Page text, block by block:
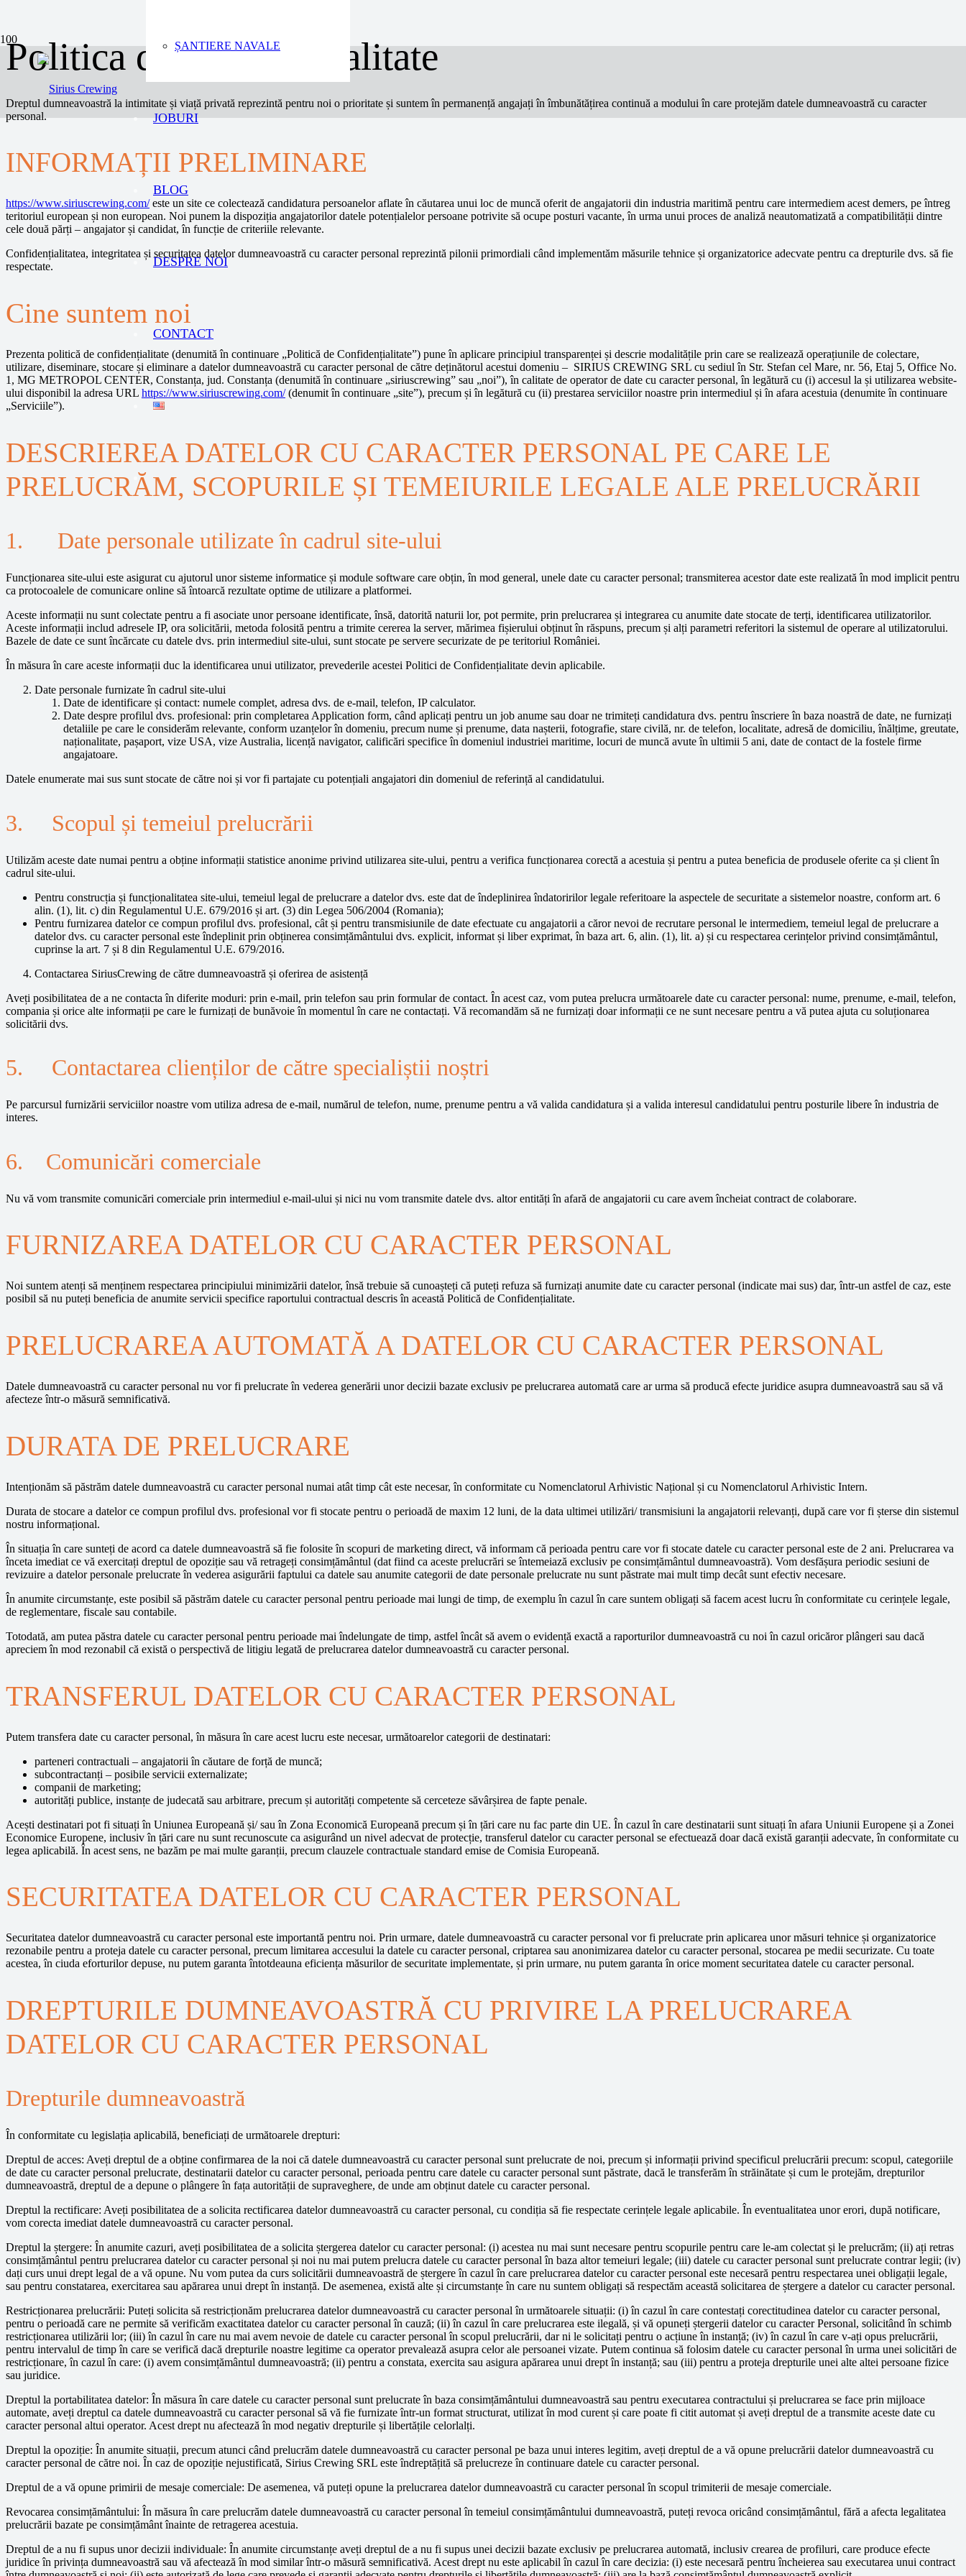
ȘANTIERE NAVALE
JOBURI
BLOG
DESPRE NOI
CONTACT
Politica de confidențialitate
Dreptul dumneavoastră la intimitate și viață privată reprezintă pentru noi o prioritate și suntem în permanență angajați în îmbunătățirea continuă a modului în care protejăm datele dumneavoastră cu caracter
personal.
INFORMAȚII PRELIMINARE
https://www.siriuscrewing.com/este un site ce colectează candidatura persoanelor aflate în căutarea unui loc de muncă oferit de angajatorii din industria maritimă pentru care intermediem acest demers, pe întreg
teritoriul european și non european. Noi punem la dispoziția angajatorilor datele potențialelor persoane potrivite să ocupe posturi vacante, în urma unui proces de analiză neautomatizată a compatibilității dintre
cele două părți – angajator și candidat, în funcție de criteriile relevante.
Confidențialitatea, integritatea și securitatea datelor dumneavoastră cu caracter personal reprezintă pilonii primordiali când implementăm măsurile tehnice și organizatorice adecvate pentru ca drepturile dvs. să fie
respectate.
Cine suntem noi
Prezenta politică de confidențialitate (denumită în continuare „Politică de Confidențialitate”) pune în aplicare principiul transparenței și descrie modalitățile prin care se realizează operațiunile de colectare,
utilizare, diseminare, stocare și eliminare a datelor dumneavoastră cu caracter personal de către deținătorul acestui domeniu – SIRIUS CREWING SRL cu sediul în Str. Stefan cel Mare, nr. 56, Etaj 5, Office No.
1, MG METROPOL CENTER, Constanța, jud. Constanța (denumită în continuare „siriuscrewing” sau „noi”), în calitate de operator de date cu caracter personal, în legătură cu (i) accesul la și utilizarea website-
ului disponibil la adresa URL https://www.siriuscrewing.com/(denumit în continuare „site”), precum și în legătură cu (ii) prestarea serviciilor noastre prin intermediul și în afara acestuia (denumite în continuare
„Serviciile”).
DESCRIEREA DATELOR CU CARACTER PERSONAL PE CARE LE
PRELUCRĂM, SCOPURILE ȘI TEMEIURILE LEGALE ALE PRELUCRĂRII
1. Date personale utilizate în cadrul site-ului
Funcționarea site-ului este asigurat cu ajutorul unor sisteme informatice și module software care obțin, în mod general, unele date cu caracter personal; transmiterea acestor date este realizată în mod implicit pentru
ca protocoalele de comunicare online să întoarcă rezultate optime de utilizare a platformei.
Aceste informații nu sunt colectate pentru a fi asociate unor persoane identificate, însă, datorită naturii lor, pot permite, prin prelucrarea și integrarea cu anumite date stocate de terți, identificarea utilizatorilor.
Aceste informații includ adresele IP, ora solicitării, metoda folosită pentru a trimite cererea la server, mărimea fișierului obținut în răspuns, precum și alți parametri referitori la sistemul de operare al utilizatorului.
Bazele de date ce sunt încărcate cu datele dvs. prin intermediul site-ului, sunt stocate pe servere securizate de pe teritoriul României.
În măsura în care aceste informații duc la identificarea unui utilizator, prevederile acestei Politici de Confidențialitate devin aplicabile.
Date personale furnizate în cadrul site-ului
Date de identificare și contact: numele complet, adresa dvs. de e-mail, telefon, IP calculator.
Date despre profilul dvs. profesional: prin completarea Application form, când aplicați pentru un job anume sau doar ne trimiteți candidatura dvs. pentru înscriere în baza noastră de date, ne furnizați
detaliile pe care le considerăm relevante, conform uzanțelor în domeniu, precum nume și prenume, data nașterii, fotografie, stare civilă, nr. de telefon, localitate, adresă de domiciliu, înălțime, greutate,
naționalitate, pașaport, vize USA, vize Australia, licență navigator, calificări specifice în domeniul industriei maritime, locuri de muncă avute în ultimii 5 ani, date de contact de la fostele firme
angajatoare.
Datele enumerate mai sus sunt stocate de către noi și vor fi partajate cu potențiali angajatori din domeniul de referință al candidatului.
3. Scopul și temeiul prelucrării
Utilizăm aceste date numai pentru a obține informații statistice anonime privind utilizarea site-ului, pentru a verifica funcționarea corectă a acestuia și pentru a putea beneficia de produsele oferite ca și client în
cadrul site-ului.
Pentru construcția și funcționalitatea site-ului, temeiul legal de prelucrare a datelor dvs. este dat de îndeplinirea îndatoririlor legale referitoare la aspectele de securitate a sistemelor noastre, conform art. 6
alin. (1), lit. c) din Regulamentul U.E. 679/2016 și art. (3) din Legea 506/2004 (Romania);
Pentru furnizarea datelor ce compun profilul dvs. profesional, cât și pentru transmisiunile de date efectuate cu angajatorii a căror nevoi de recrutare personal le intermediem, temeiul legal de prelucrare a
datelor dvs. cu caracter personal este îndeplinit prin obținerea consimțământului dvs. explicit, informat și liber exprimat, în baza art. 6, alin. (1), lit. a) și cu respectarea cerințelor privind consimțământul,
cuprinse la art. 7 și 8 din Regulamentul U.E. 679/2016.
Contactarea SiriusCrewing de către dumneavoastră și oferirea de asistență
Aveți posibilitatea de a ne contacta în diferite moduri: prin e-mail, prin telefon sau prin formular de contact. În acest caz, vom putea prelucra următoarele date cu caracter personal: nume, prenume, e-mail, telefon,
compania și orice alte informații pe care le furnizați de bunăvoie în momentul în care ne contactați. Vă recomandăm să ne furnizați doar informații ce ne sunt necesare pentru a vă putea ajuta cu soluționarea
solicitării dvs.
5. Contactarea clienților de către specialiștii noștri
Pe parcursul furnizării serviciilor noastre vom utiliza adresa de e-mail, numărul de telefon, nume, prenume pentru a vă valida candidatura și a valida interesul candidatului pentru posturile libere în industria de
interes.
6. Comunicări comerciale
Nu vă vom transmite comunicări comerciale prin intermediul e-mail-ului și nici nu vom transmite datele dvs. altor entități în afară de angajatorii cu care avem încheiat contract de colaborare.
FURNIZAREA DATELOR CU CARACTER PERSONAL
Noi suntem atenți să menținem respectarea principiului minimizării datelor, însă trebuie să cunoașteți că puteți refuza să furnizați anumite date cu caracter personal (indicate mai sus) dar, într-un astfel de caz, este
posibil să nu puteți beneficia de anumite servicii specifice raportului contractual descris în această Politică de Confidențialitate.
PRELUCRAREA AUTOMATĂ A DATELOR CU CARACTER PERSONAL
Datele dumneavoastră cu caracter personal nu vor fi prelucrate în vederea generării unor decizii bazate exclusiv pe prelucrarea automată care ar urma să producă efecte juridice asupra dumneavoastră sau să vă
afecteze într-o măsură semnificativă.
DURATA DE PRELUCRARE
Intenționăm să păstrăm datele dumneavoastră cu caracter personal numai atât timp cât este necesar, în conformitate cu Nomenclatorul Arhivistic Național și cu Nomenclatorul Arhivistic Intern.
Durata de stocare a datelor ce compun profilul dvs. profesional vor fi stocate pentru o perioadă de maxim 12 luni, de la data ultimei utilizări/ transmisiuni la angajatorii relevanți, după care vor fi șterse din sistemul
nostru informațional.
În situația în care sunteți de acord ca datele dumneavoastră să fie folosite în scopuri de marketing direct, vă informam că perioada pentru care vor fi stocate datele cu caracter personal este de 2 ani. Prelucrarea va
înceta imediat ce vă exercitați dreptul de opoziție sau vă retrageți consimțământul (dat fiind ca aceste prelucrări se întemeiază exclusiv pe consimțământul dumneavoastră). Vom desfășura periodic sesiuni de
revizuire a datelor personale prelucrate în vederea asigurării faptului ca datele sau anumite categorii de date personale prelucrate nu sunt păstrate mai mult timp decât sunt efectiv necesare.
În anumite circumstanțe, este posibil să păstrăm datele cu caracter personal pentru perioade mai lungi de timp, de exemplu în cazul în care suntem obligați să facem acest lucru în conformitate cu cerințele legale,
de reglementare, fiscale sau contabile.
Totodată, am putea păstra datele cu caracter personal pentru perioade mai îndelungate de timp, astfel încât să avem o evidență exactă a raporturilor dumneavoastră cu noi în cazul oricăror plângeri sau dacă
apreciem în mod rezonabil că există o perspectivă de litigiu legată de prelucrarea datelor dumneavoastră cu caracter personal.
TRANSFERUL DATELOR CU CARACTER PERSONAL
Putem transfera date cu caracter personal, în măsura în care acest lucru este necesar, următoarelor categorii de destinatari:
parteneri contractuali – angajatorii în căutare de forță de muncă;
subcontractanți – posibile servicii externalizate;
companii de marketing;
autorități publice, instanțe de judecată sau arbitrare, precum și autorități competente să cerceteze săvârșirea de fapte penale.
Acești destinatari pot fi situați în Uniunea Europeană și/ sau în Zona Economică Europeană precum și în țări care nu fac parte din UE. În cazul în care destinatarii sunt situați în afara Uniunii Europene și a Zonei
Economice Europene, inclusiv în țări care nu sunt recunoscute ca asigurând un nivel adecvat de protecție, transferul datelor cu caracter personal se efectuează doar dacă există garanții adecvate, în conformitate cu
legea aplicabilă. În acest sens, ne bazăm pe mai multe garanții, precum clauzele contractuale standard emise de Comisia Europeană.
SECURITATEA DATELOR CU CARACTER PERSONAL
Securitatea datelor dumneavoastră cu caracter personal este importantă pentru noi. Prin urmare, datele dumneavoastră cu caracter personal vor fi prelucrate prin aplicarea unor măsuri tehnice și organizatorice
rezonabile pentru a proteja datele cu caracter personal, precum limitarea accesului la datele cu caracter personal, criptarea sau anonimizarea datelor cu caracter personal, stocarea pe medii securizate. Cu toate
acestea, în ciuda eforturilor depuse, nu putem garanta întotdeauna eficiența măsurilor de securitate implementate, și prin urmare, nu putem garanta în orice moment securitatea datele cu caracter personal.
DREPTURILE DUMNEAVOASTRĂ CU PRIVIRE LA PRELUCRAREA
DATELOR CU CARACTER PERSONAL
Drepturile dumneavoastră
În conformitate cu legislația aplicabilă, beneficiați de următoarele drepturi:
Dreptul de acces: Aveți dreptul de a obține confirmarea de la noi că datele dumneavoastră cu caracter personal sunt prelucrate de noi, precum și informații privind specificul prelucrării precum: scopul, categoriile
de date cu caracter personal prelucrate, destinatarii datelor cu caracter personal, perioada pentru care datele cu caracter personal sunt păstrate, dacă le transferăm în străinătate și cum le protejăm, drepturilor
dumneavoastră, dreptul de a depune o plângere în fața autorității de supraveghere, de unde am obținut datele cu caracter personal.
Dreptul la rectificare: Aveți posibilitatea de a solicita rectificarea datelor dumneavoastră cu caracter personal, cu condiția să fie respectate cerințele legale aplicabile. În eventualitatea unor erori, după notificare,
vom corecta imediat datele dumneavoastră cu caracter personal.
Dreptul la ștergere: În anumite cazuri, aveți posibilitatea de a solicita ștergerea datelor cu caracter personal: (i) acestea nu mai sunt necesare pentru scopurile pentru care le-am colectat și le prelucrăm; (ii) ați retras
consimțământul pentru prelucrarea datelor cu caracter personal și noi nu mai putem prelucra datele cu caracter personal în baza altor temeiuri legale; (iii) datele cu caracter personal sunt prelucrate contrar legii; (iv)
dați curs unui drept legal de a vă opune. Nu vom putea da curs solicitării dumneavoastră de ștergere în cazul în care prelucrarea datelor cu caracter personal este necesară pentru respectarea unei obligații legale,
sau pentru constatarea, exercitarea sau apărarea unui drept în instanță. De asemenea, există alte și circumstanțe în care nu suntem obligați să respectăm această solicitarea de ștergere a datelor cu caracter personal.
Restricționarea prelucrării: Puteți solicita să restricționăm prelucrarea datelor dumneavoastră cu caracter personal în următoarele situații: (i) în cazul în care contestați corectitudinea datelor cu caracter personal,
pentru o perioadă care ne permite să verificăm exactitatea datelor cu caracter personal în cauză; (ii) în cazul în care prelucrarea este ilegală, și vă opuneți ștergerii datelor cu caracter Personal, solicitând în schimb
restricționarea utilizării lor; (iii) în cazul în care nu mai avem nevoie de datele cu caracter personal în scopul prelucrării, dar ni le solicitați pentru o acțiune în instanță; (iv) în cazul în care v-ați opus prelucrării,
pentru intervalul de timp în care se verifică dacă drepturile noastre legitime ca operator prevalează asupra celor ale persoanei vizate. Putem continua să folosim datele cu caracter personal în urma unei solicitări de
restricționare, în cazul în care: (i) avem consimțământul dumneavoastră; (ii) pentru a constata, exercita sau asigura apărarea unui drept în instanță; sau (iii) pentru a proteja drepturile unei alte altei persoane fizice
sau juridice.
Dreptul la portabilitatea datelor: În măsura în care datele cu caracter personal sunt prelucrate în baza consimțământului dumneavoastră sau pentru executarea contractului și prelucrarea se face prin mijloace
automate, aveți dreptul ca datele dumneavoastră cu caracter personal să vă fie furnizate într-un format structurat, utilizat în mod curent și care poate fi citit automat și aveți dreptul de a transmite aceste date cu
caracter personal altui operator. Acest drept nu afectează în mod negativ drepturile și libertățile celorlalți.
Dreptul la opoziție: În anumite situații, precum atunci când prelucrăm datele dumneavoastră cu caracter personal pe baza unui interes legitim, aveți dreptul de a vă opune prelucrării datelor dumneavoastră cu
caracter personal de către noi. În caz de opoziție nejustificată, Sirius Crewing SRL este îndreptățită să prelucreze în continuare datele cu caracter personal.
Dreptul de a vă opune primirii de mesaje comerciale: De asemenea, vă puteți opune la prelucrarea datelor dumneavoastră cu caracter personal în scopul trimiterii de mesaje comerciale.
Revocarea consimțământului: În măsura în care prelucrăm datele dumneavoastră cu caracter personal în temeiul consimțământului dumneavoastră, puteți revoca oricând consimțământul, fără a afecta legalitatea
prelucrării bazate pe consimțământ înainte de retragerea acestuia.
Dreptul de a nu fi supus unor decizii individuale: În anumite circumstanțe aveți dreptul de a nu fi supus unei decizii bazate exclusiv pe prelucrarea automată, inclusiv crearea de profiluri, care produce efecte
juridice în privința dumneavoastră sau vă afectează în mod similar într-o măsură semnificativă. Acest drept nu este aplicabil în cazul în care decizia: (i) este necesară pentru încheierea sau executarea unui contract